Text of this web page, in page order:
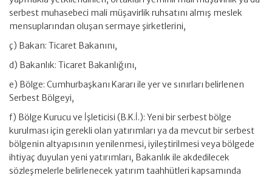
serbest muhasebeci mali müşavirlik ruhsatını almış meslek
mensuplarından oluşan sermaye şirketlerini,
ç) Bakan: Ticaret Bakanını,
d) Bakanlık: Ticaret Bakanlığını,
e) Bölge: Cumhurbaşkanı Kararı ile yer ve sınırları belirlenen
Serbest Bölgeyi,
f) Bölge Kurucu ve İşleticisi (B.K.İ.): Yeni bir serbest bölge
kurulması için gerekli olan yatırımları ya da mevcut bir serbest
bölgenin altyapısının yenilenmesi, iyileştirilmesi veya bölgede
ihtiyaç duyulan yeni yatırımları, Bakanlık ile akdedilecek
sözleşmelerle belirlenecek yatırım taahhütleri kapsamında